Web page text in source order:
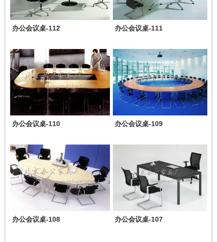
办公会议桌-112 办公会议桌-111
办公会议桌-110 办公会议桌-109
办公会议桌-108 办公会议桌-107